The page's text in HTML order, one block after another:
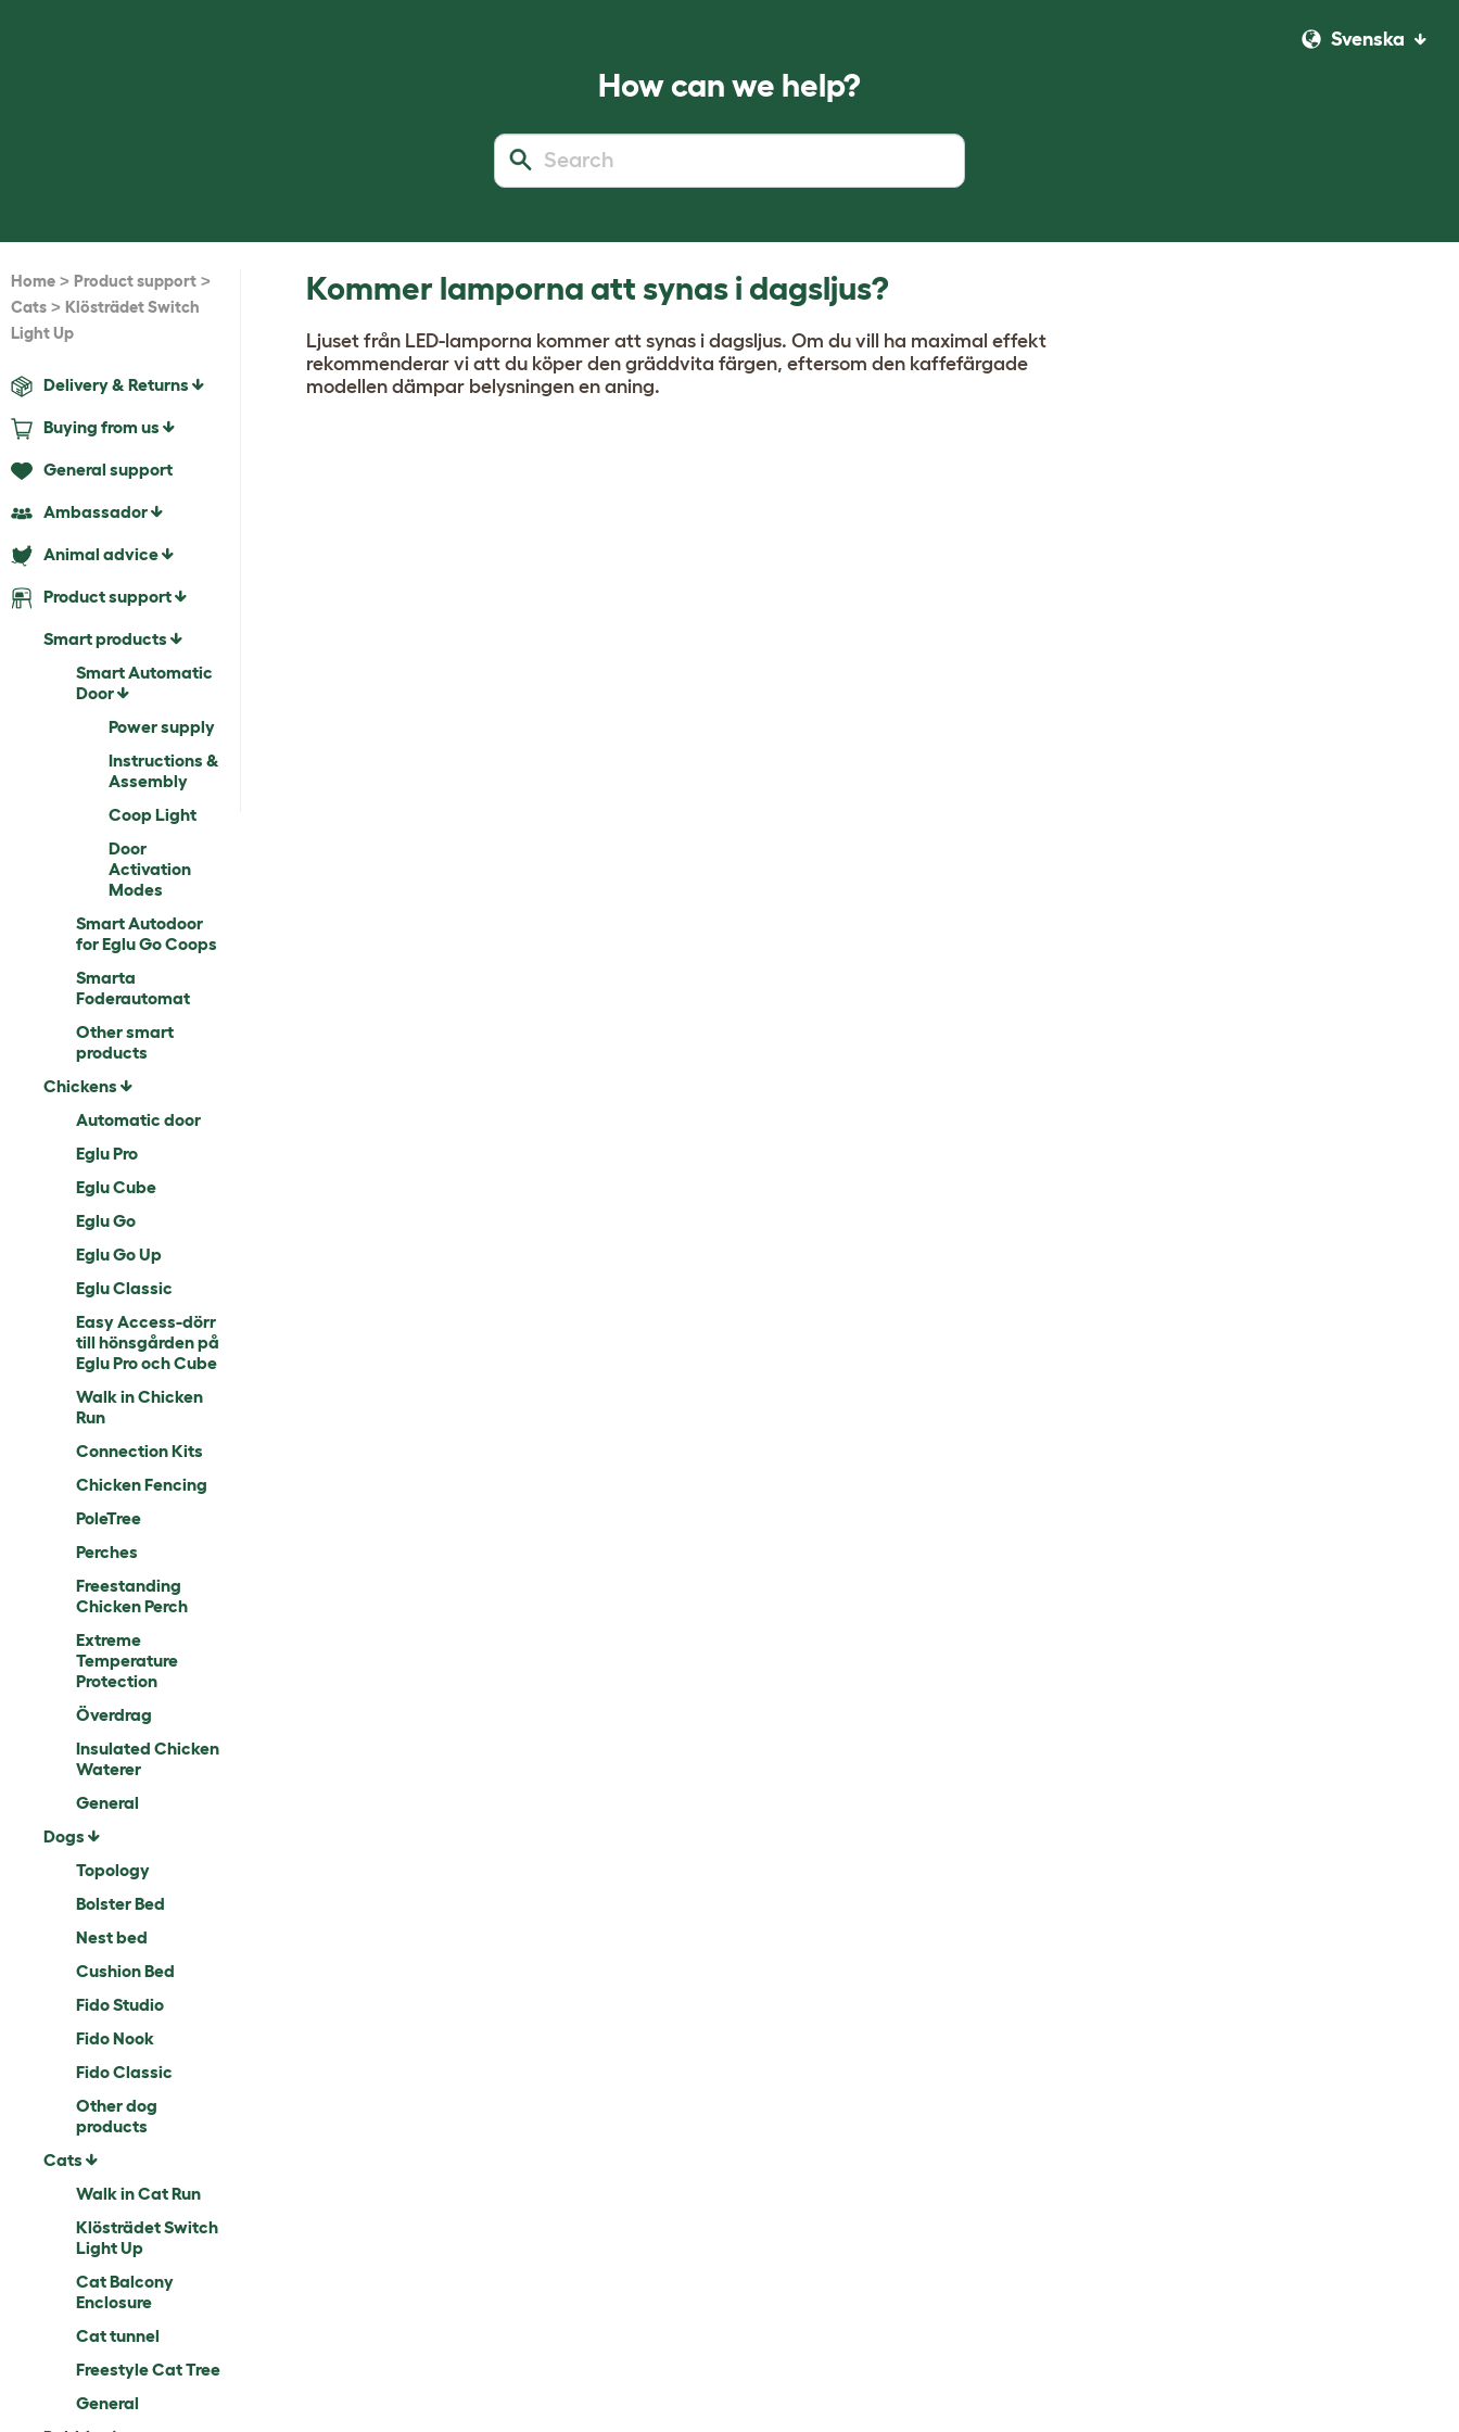
Svenska
How can we help?
Home > Product support >
Cats > Klösträdet Switch
Light Up
Delivery & Returns
Buying from us
General support
Ambassador
Animal advice
Product support
Smart products
Smart Automatic
Door
Power supply
Instructions &
Assembly
Coop Light
Door
Activation
Modes
Smart Autodoor
for Eglu Go Coops
Smarta
Foderautomat
Other smart
products
Chickens
Automatic door
Eglu Pro
Eglu Cube
Eglu Go
Eglu Go Up
Eglu Classic
Easy Access-dörr
till hönsgården på
Eglu Pro och Cube
Walk in Chicken
Run
Connection Kits
Chicken Fencing
PoleTree
Perches
Freestanding
Chicken Perch
Extreme
Temperature
Protection
Överdrag
Insulated Chicken
Waterer
General
Dogs
Topology
Bolster Bed
Nest bed
Cushion Bed
Fido Studio
Fido Nook
Fido Classic
Other dog
products
Cats
Walk in Cat Run
Klösträdet Switch
Light Up
Cat Balcony
Enclosure
Cat tunnel
Freestyle Cat Tree
General
Kommer lamporna att synas i dagsljus?
Ljuset från LED-lamporna kommer att synas i dagsljus. Om du vill ha maximal effekt
rekommenderar vi att du köper den gräddvita färgen, eftersom den kaffefärgade
modellen dämpar belysningen en aning.